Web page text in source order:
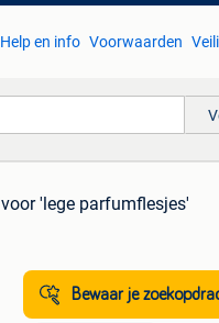
Help en info Voorwaarden
voor 'lege parfumflesjes'
Bewaar je